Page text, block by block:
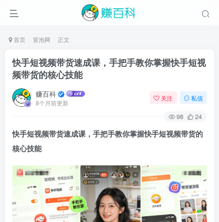
首页 冒泡网 正文
快手短视频带货速成课，手把手教你掌握快手短视
频带货的核心技能
赚百科
8个月前更新
关注 私信
98 24
快手短视频带货速成课 ，手把手教你掌握快手短视频带货的
核心技能